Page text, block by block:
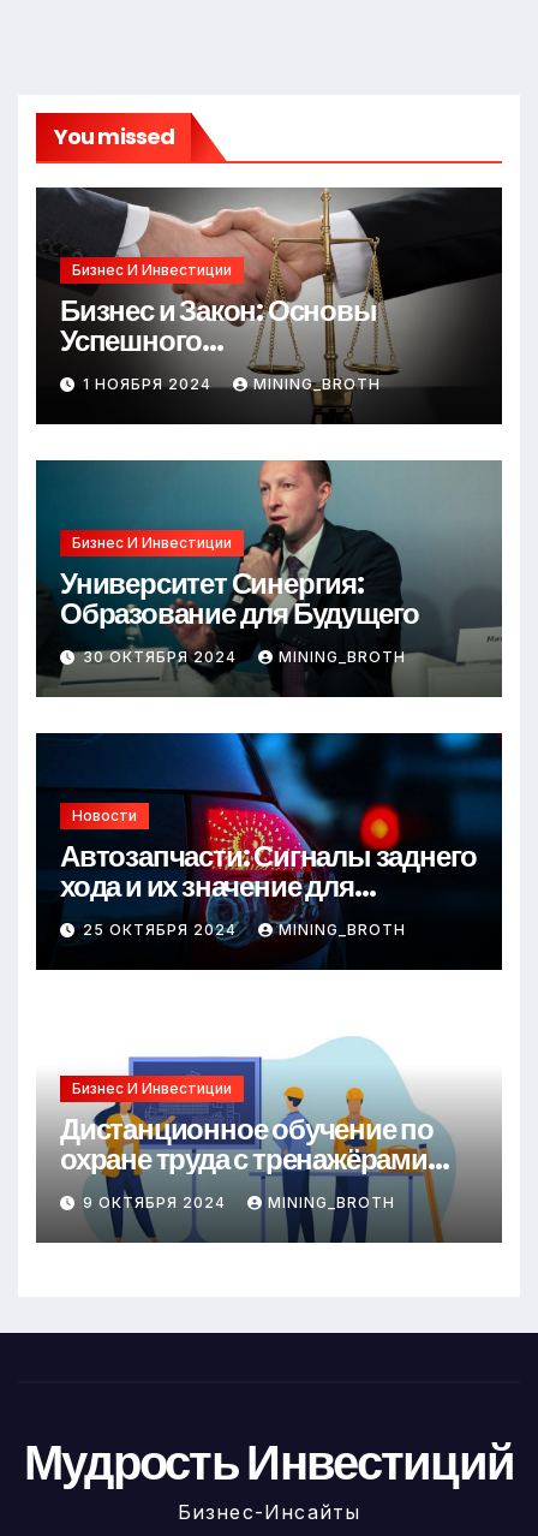
You missed
Бизнес И Инвестиции
Бизнес и Закон: Основы
Успешного
Предпринимательства
1 НОЯБРЯ 2024 MINING_BROTH
Бизнес И Инвестиции
Университет Синергия:
Образование для Будущего
30 ОКТЯБРЯ 2024 MINING_BROTH
Новости
Автозапчасти: Сигналы заднего
хода и их значение для
безопасности на дороге
25 ОКТЯБРЯ 2024 MINING_BROTH
Бизнес И Инвестиции
Дистанционное обучение по
охране труда с тренажёрами
онлайн
9 ОКТЯБРЯ 2024 MINING_BROTH
Мудрость Инвестиций
Бизнес-Инсайты